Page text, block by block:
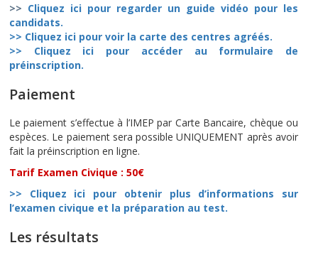
>> Cliquez ici pour regarder un guide vidéo pour les
candidats.
>> Cliquez ici pour voir la carte des centres agréés.
>> Cliquez ici pour accéder au formulaire de
préinscription.
Paiement
Le paiement s’effectue à l’IMEP par Carte Bancaire, chèque ou
espèces. Le paiement sera possible UNIQUEMENT après avoir
fait la préinscription en ligne.
Tarif Examen Civique : 50€
>> Cliquez ici pour obtenir plus d’informations sur
l’examen civique et la préparation au test.
Les résultats